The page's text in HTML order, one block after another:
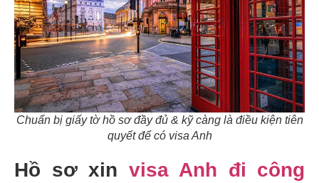
Chuẩn bị giấy tờ hồ sơ đầy đủ & kỹ càng là điều kiện tiên
quyết để có visa Anh
Hồ sơ xin visa Anh đi công